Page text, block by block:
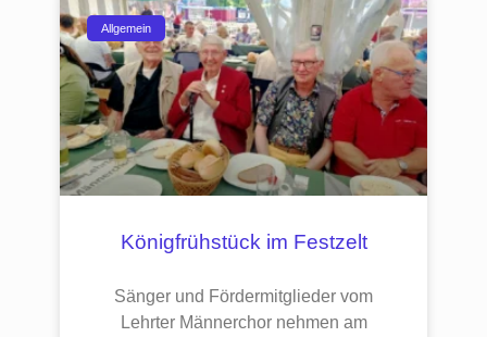
Allgemein
Königfrühstück im Festzelt
Sänger und Fördermitglieder vom
Lehrter Männerchor nehmen am